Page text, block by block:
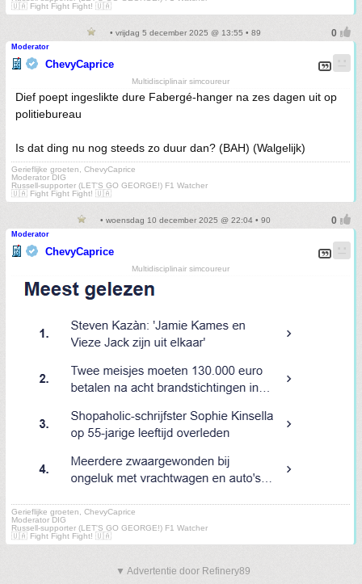
🇺🇦 Fight Fight Fight! 🇺🇦
• vrijdag 5 december 2025 @ 13:55 • 89
Moderator
ChevyCaprice
Multidisciplinair simcoureur
Dief poept ingeslikte dure Fabergé-hanger na zes dagen uit op
politiebureau
Is dat ding nu nog steeds zo duur dan? (BAH) (Walgelijk)
Gerieflijke groeten, ChevyCaprice
Moderator DIG
Russell-supporter (LET'S GO GEORGE!) F1 Watcher
🇺🇦 Fight Fight Fight! 🇺🇦
• woensdag 10 december 2025 @ 22:04 • 90
Moderator
ChevyCaprice
Multidisciplinair simcoureur
Gerieflijke groeten, ChevyCaprice
Moderator DIG
Russell-supporter (LET'S GO GEORGE!) F1 Watcher
🇺🇦 Fight Fight Fight! 🇺🇦
▼ Advertentie door Refinery89